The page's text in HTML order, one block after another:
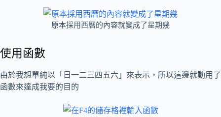
原本採用西曆的內容就變成了星期幾
使用函數
由於我想單純以「日一二三四五六」來表示，所以這邊就動用了
函數來達成我要的目的